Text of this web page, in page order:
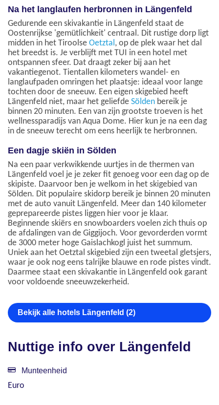
Na het langlaufen herbronnen in Längenfeld
Gedurende een skivakantie in Längenfeld staat de
Oostenrijkse 'gemütlichkeit' centraal. Dit rustige dorp ligt
midden in het Tiroolse Oetztal, op de plek waar het dal
het breedst is. Je verblijft met TUI in een hotel met
ontspannen sfeer. Dat draagt zeker bij aan het
vakantiegenot. Tientallen kilometers wandel- en
langlaufpaden omringen het plaatsje: ideaal voor lange
tochten door de sneeuw. Een eigen skigebied heeft
Längenfeld niet, maar het geliefde Sölden bereik je
binnen 20 minuten. Een van zijn grootste troeven is het
wellnessparadijs van Aqua Dome. Hier kun je na een dag
in de sneeuw terecht om eens heerlijk te herbronnen.
Een dagje skiën in Sölden
Na een paar verkwikkende uurtjes in de thermen van
Längenfeld voel je je zeker fit genoeg voor een dag op de
skipiste. Daarvoor ben je welkom in het skigebied van
Sölden. Dit populaire skidorp bereik je binnen 20 minuten
met de auto vanuit Längenfeld. Meer dan 140 kilometer
geprepareerde pistes liggen hier voor je klaar.
Beginnende skiërs en snowboarders voelen zich thuis op
de afdalingen van de Giggijoch. Voor gevorderden vormt
de 3000 meter hoge Gaislachkogl juist het summum.
Uniek aan het Oetztal skigebied zijn een tweetal gletsjers,
waar je ook nog eens talrijke blauwe en rode pistes vindt.
Daarmee staat een skivakantie in Längenfeld ook garant
voor voldoende sneeuwzekerheid.
Bekijk alle hotels Längenfeld (2)
Nuttige info over Längenfeld
Munteenheid
Euro